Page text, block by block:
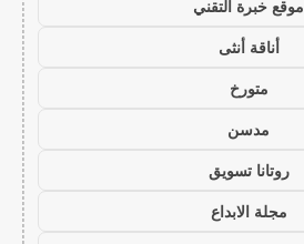
موقع خبرة التقني
أناقة أنثى
متورخ
مدسن
روتانا تسويق
مجلة الابداع